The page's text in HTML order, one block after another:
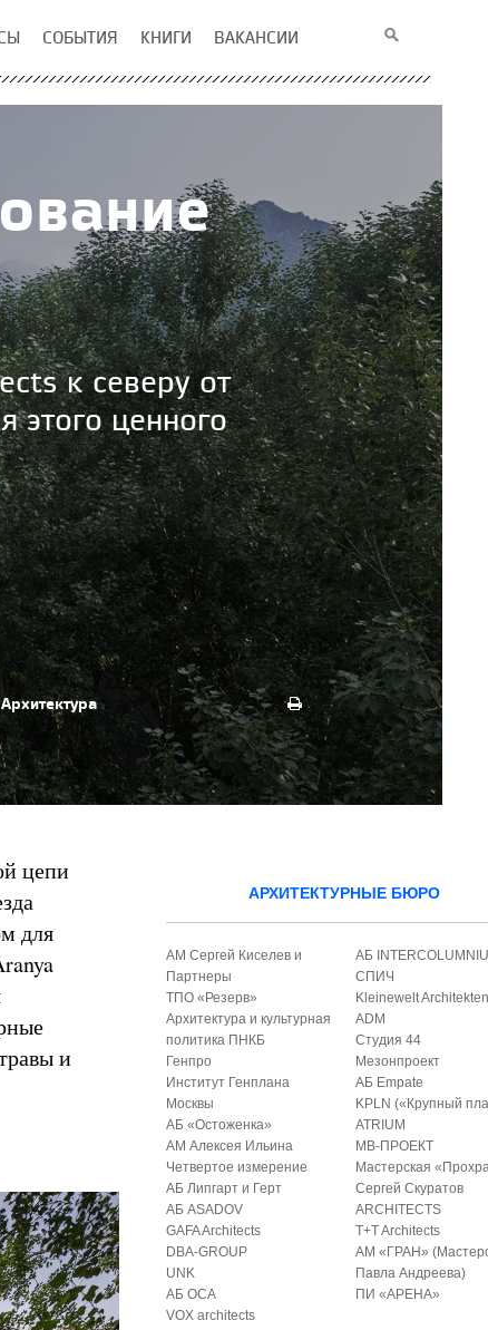
СОБЫТИЯ КНИГИ ВАКАНСИИ
к северу от
этого ценного
Архитектура
цепи
для
и
АРХИТЕКТУРНЫЕ БЮРО
АМ Сергей Киселев и
Партнеры
ТПО «Резерв»
Архитектура и культурная
политика ПНКБ
Генпро
Институт Генплана
Москвы
АБ «Остоженка»
АМ Алексея Ильина
Четвертое измерение
АБ Липгарт и Герт
АБ ASADOV
GAFA Architects
DBA-GROUP
UNK
АБ ОСА
VOX architects
АБ
СПИЧ
Kleinewelt
ADM
Студия 44
Мезонпроект
АБ Empate
KPLN («Крупный
ATRIUM
МВ-ПРОЕКТ
Мастерская
Сергей Скуратов
ARCHITECTS
T+T Architects
АМ «ГРАН»
Павла Андреева)
ПИ «АРЕНА»